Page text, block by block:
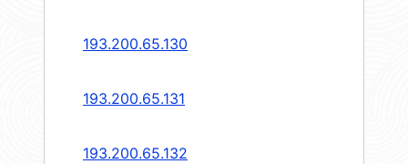
193.200.65.130
193.200.65.131
193.200.65.132